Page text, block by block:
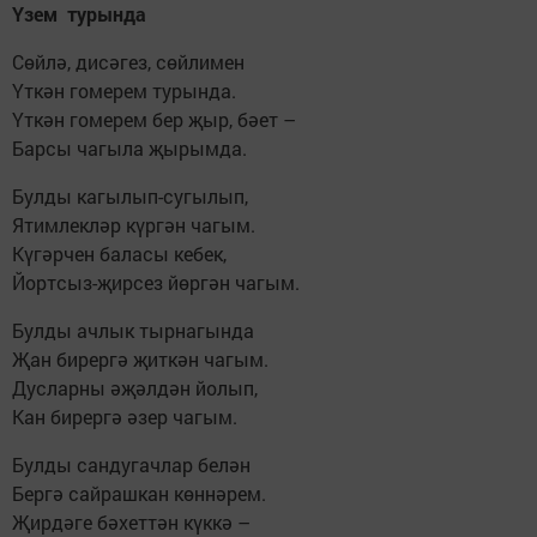
Үзем турында
Сөйлә, дисәгез, сөйлимен
Үткән гомерем турында.
Үткән гомерем бер җыр, бәет –
Барсы чагыла җырымда.
Булды кагылып-сугылып,
Ятимлекләр күргән чагым.
Күгәрчен баласы кебек,
Йортсыз-җирсез йөргән чагым.
Булды ачлык тырнагында
Җан бирергә җиткән чагым.
Дусларны әҗәлдән йолып,
Кан бирергә әзер чагым.
Булды сандугачлар белән
Бергә сайрашкан көннәрем.
Җирдәге бәхеттән күккә –